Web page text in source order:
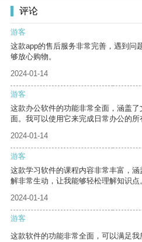
评论
游客
这款app的售后服务非常完善，遇到问
够放心购物。
2024-01-14
游客
这款办公软件的功能非常全面，涵盖
面。我可以使用它来完成日常办公的所
2024-01-14
游客
这款学习软件的课程内容非常丰富，
解非常生动，让我能够轻松理解知识点
2024-01-14
游客
这款软件的功能非常全面，可以满足我